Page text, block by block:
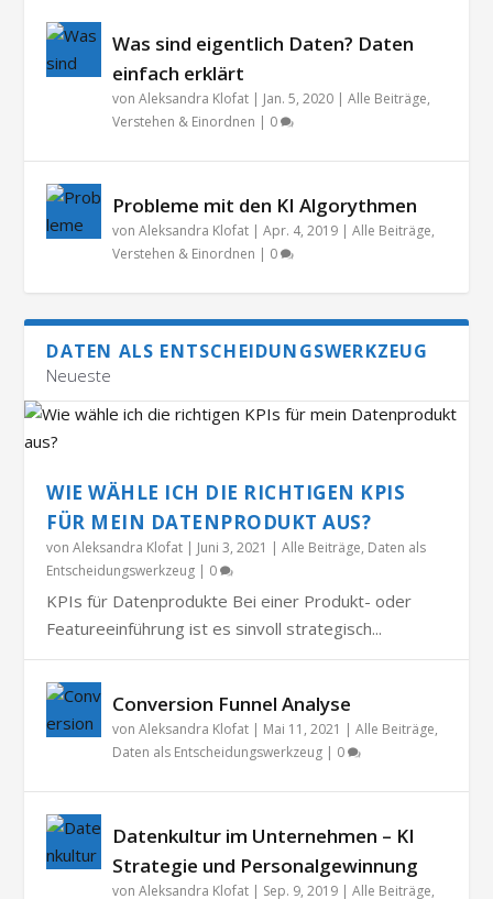
Was sind eigentlich Daten? Daten
einfach erklärt
vonAleksandra Klofat | Jan. 5, 2020 |Alle Beiträge,
Verstehen & Einordnen | 0
Probleme mit den KI Algorythmen
vonAleksandra Klofat |Apr. 4, 2019 |Alle Beiträge,
Verstehen & Einordnen | 0
DATEN ALS ENTSCHEIDUNGSWERKZEUG
Neueste
WIE WÄHLE ICH DIE RICHTIGEN KPIS
FÜR MEIN DATENPRODUKT AUS?
vonAleksandra Klofat | Juni 3, 2021 |Alle Beiträge, Daten als
Entscheidungswerkzeug | 0
KPIs für Datenprodukte Bei einer Produkt- oder
Featureeinführung ist es sinvoll strategisch...
Conversion Funnel Analyse
vonAleksandra Klofat | Mai 11, 2021 |Alle Beiträge,
Daten als Entscheidungswerkzeug | 0
Datenkultur im Unternehmen – KI
Strategie und Personalgewinnung
vonAleksandra Klofat | Sep. 9, 2019 |Alle Beiträge,